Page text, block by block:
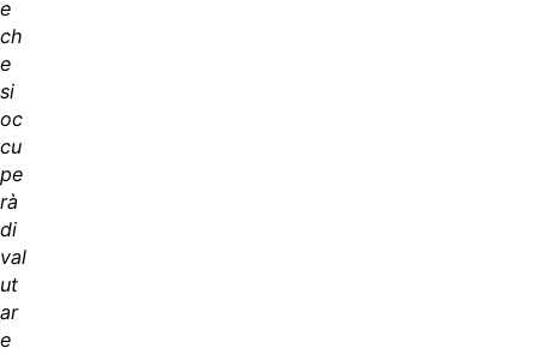
e
ch
e
si
oc
cu
pe
rà
di
val
ut
ar
e